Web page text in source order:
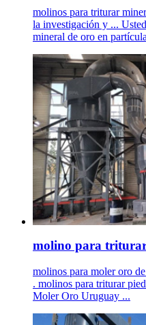
molinos para triturar
la investigación y ...
mineral de oro en
molino para
molinos para moler oro
. molinos para triturar
Moler Oro Uruguay ...